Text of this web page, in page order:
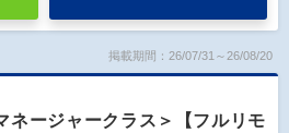
掲載期間：26/07/31～26/08/20
ネージャークラス＞【フルリモ